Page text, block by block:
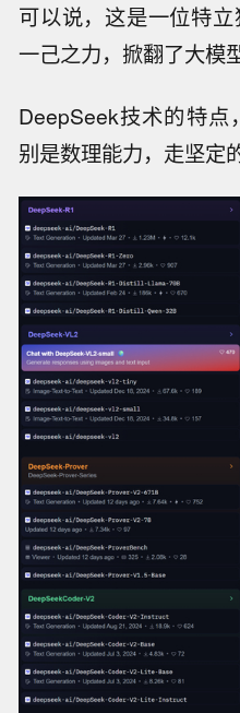
可以说，这是一位特
一己之力，掀翻了大模
DeepSeek技术的特
别是数理能力，走坚定